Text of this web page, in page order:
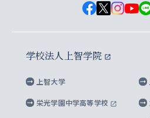
グローバル・スタディー
水稀少社会研究センター
先進機械・構造材料イノ
国による高等教育の修学
大学院生対象の奨学金
海外留学する際の費用と
学外とのネットワーク
英文広報誌 SOPHIA
上智大学ビジュアル・ア
上智大学校歌 ・上智大
上智大学への取材・キャ
上智大学の公開情報
上智大学の教育研究活動
キャンパス案内
学校法人上智学院
上智大学
栄光学園中学高等学校